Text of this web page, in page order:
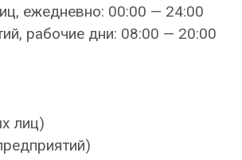
ежедневно: 00:00 — 24:00
рабочие дни: 08:00 — 20:00
лиц)